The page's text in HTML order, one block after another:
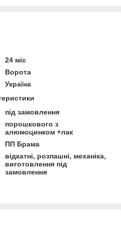
24 міс
Ворота
Україна
під замовлення
порошкового з
алюмоцинком +лак
ПП Брама
відкатні, розпашні, механіка,
виготовлення під
замовлення